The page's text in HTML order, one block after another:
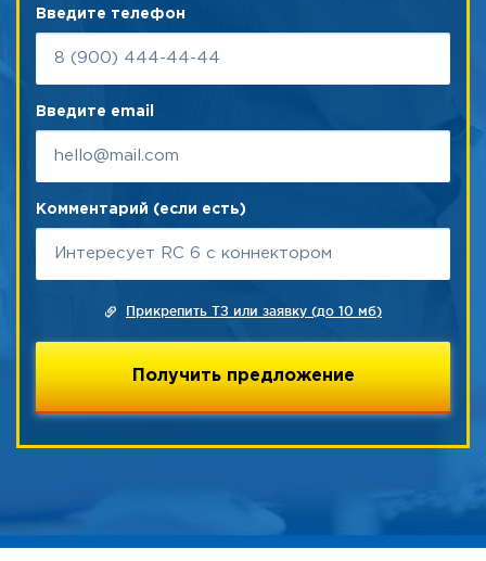
Введите телефон
Введите email
Комментарий (если есть)
Прикрепить ТЗ или заявку (до 10 мб)